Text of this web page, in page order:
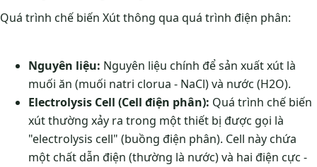
Quá trình chế biến Xút thông qua quá trình điện phân:
Nguyên liệu: Nguyên liệu chính để sản xuất xút là
muối ăn (muối natri clorua - NaCl) và nước (H2O).
Electrolysis Cell (Cell điện phân): Quá trình chế biến
xút thường xảy ra trong một thiết bị được gọi là
"electrolysis cell" (buồng điện phân). Cell này chứa
một chất dẫn điện (thường là nước) và hai điện cực -